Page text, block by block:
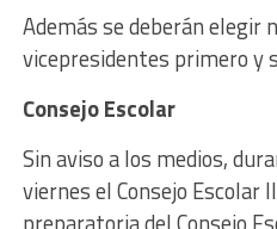
Además se deberán elegir
vicepresidentes primero y
Consejo Escolar
Sin aviso a los medios,
viernes el Consejo Escolar